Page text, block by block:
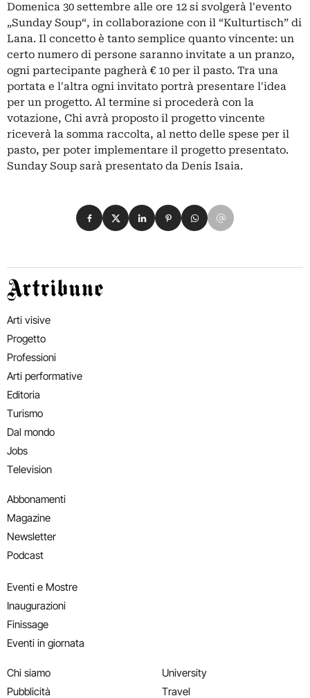
Domenica 30 settembre alle ore 12 si svolgerà l'evento
„Sunday Soup“, in collaborazione con il “Kulturtisch” di
Lana. Il concetto è tanto semplice quanto vincente: un
certo numero di persone saranno invitate a un pranzo,
ogni partecipante pagherà € 10 per il pasto. Tra una
portata e l'altra ogni invitato portrà presentare l'idea
per un progetto. Al termine si procederà con la
votazione, Chi avrà proposto il progetto vincente
riceverà la somma raccolta, al netto delle spese per il
pasto, per poter implementare il progetto presentato.
Sunday Soup sarà presentato da Denis Isaia.
Condividi su Facebook
Condividi su X
Condividi su LinkedIn
Condividi su Pinterest
Condividi su WhatsApp
Condividi su Email
Artribune
Arti visive
Progetto
Professioni
Arti performative
Editoria
Turismo
Dal mondo
Jobs
Television
Abbonamenti
Magazine
Newsletter
Podcast
Eventi e Mostre
Inaugurazioni
Finissage
Eventi in giornata
Chi siamo
Pubblicità
University
Travel